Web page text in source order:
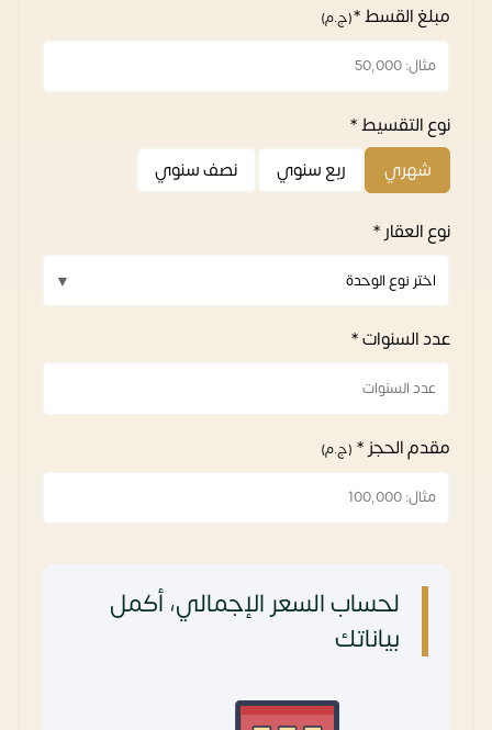
مبلغ القسط *(ج.م)
نوع التقسيط *
شهري
ربع سنوي نصف سنوي
نوع العقار *
عدد السنوات *
مقدم الحجز * (ج.م)
لحساب السعر الإجمالي، أكمل
بياناتك